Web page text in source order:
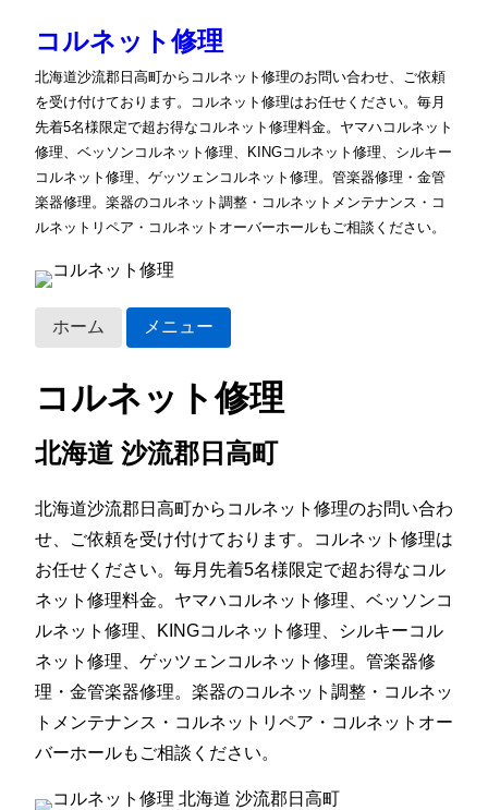
コルネット修理
北海道沙流郡日高町からコルネット修理のお問い合わせ、ご依頼
を受け付けております。コルネット修理はお任せください。毎月
先着5名様限定で超お得なコルネット修理料金。ヤマハコルネット
修理、ベッソンコルネット修理、KINGコルネット修理、シルキー
コルネット修理、ゲッツェンコルネット修理。管楽器修理・金管
楽器修理。楽器のコルネット調整・コルネットメンテナンス・コ
ルネットリペア・コルネットオーバーホールもご相談ください。
ホーム メニュー
コルネット修理
北海道 沙流郡日高町
北海道沙流郡日高町からコルネット修理のお問い合わ
せ、ご依頼を受け付けております。コルネット修理は
お任せください。毎月先着5名様限定で超お得なコル
ネット修理料金。ヤマハコルネット修理、ベッソンコ
ルネット修理、KINGコルネット修理、シルキーコル
ネット修理、ゲッツェンコルネット修理。管楽器修
理・金管楽器修理。楽器のコルネット調整・コルネッ
トメンテナンス・コルネットリペア・コルネットオー
バーホールもご相談ください。